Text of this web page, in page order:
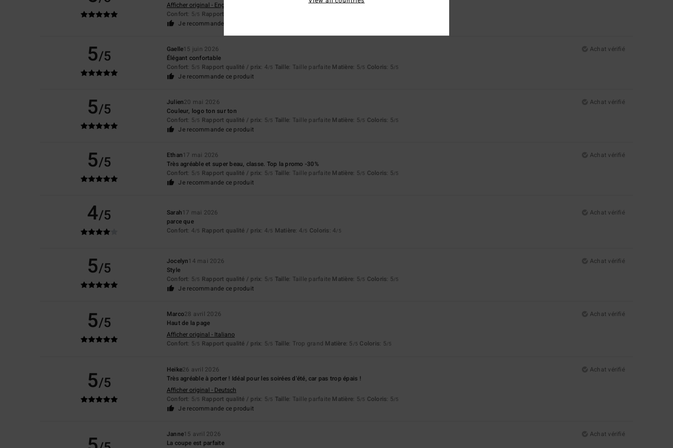
Afficher original - English
Confort: 5/5 Rapport qualité / prix
Je recommande ce produit
5/5 Gaelle15 juin 2026
Achat vérifié
Élégant confortable
Confort: 5/5 Rapport qualité / prix: 4/5 Taille: Taille parfaite Matière: 5/5 Coloris: 5/5
Je recommande ce produit
5/5 Julien20 mai 2026
Achat vérifié
Couleur, logo ton sur ton
Confort: 5/5 Rapport qualité / prix: 5/5 Taille: Taille parfaite Matière: 5/5 Coloris: 5/5
Je recommande ce produit
5/5 Ethan17 mai 2026
Achat vérifié
Très agréable et super beau, classe. Top la promo -30%
Confort: 5/5 Rapport qualité / prix: 5/5 Taille: Taille parfaite Matière: 5/5 Coloris: 5/5
Je recommande ce produit
4/5 Sarah17 mai 2026
Achat vérifié
parce que
Confort: 4/5 Rapport qualité / prix: 4/5 Matière: 4/5 Coloris: 4/5
5/5 Jocelyn14 mai 2026
Achat vérifié
Style
Confort: 5/5 Rapport qualité / prix: 5/5 Taille: Taille parfaite Matière: 5/5 Coloris: 5/5
Je recommande ce produit
5/5 Marco28 avril 2026
Achat vérifié
Haut de la page
Afficher original - Italiano
Confort: 5/5 Rapport qualité / prix: 5/5 Taille: Trop grand Matière: 5 /5 Coloris: 5/5
5/5
Heike26 avril 2026
Achat vérifié
Très agréable à porter ! Idéal pour les soirées d'été, car pas trop épais !
Afficher original - Deutsch
Confort: 5/5 Rapport qualité / prix: 5/5 Taille: Taille parfaite Matière: 5/5 Coloris: 5/5
Je recommande ce produit
Janne15 avril 2026
Achat vérifié
La coupe est parfaite